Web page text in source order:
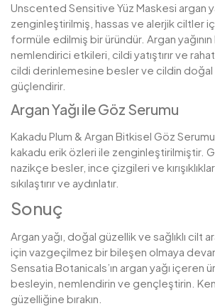
Unscented Sensitive Yüz Maskesi argan
zenginleştirilmiş, hassas ve alerjik ciltler
formüle edilmiş bir üründür. Argan
nemlendirici etkileri, cildi yatıştırır ve
cildi derinlemesine besler ve cildin doğal
güçlendirir.
Argan Yağı ile Göz Serumu
Kakadu Plum & Argan Bitkisel Göz
kakadu erik özleri ile zenginleştirilmiştir.
nazikçe besler, ince çizgileri ve
sıkılaştırır ve aydınlatır.
Sonuç
Argan yağı, doğal güzellik ve sağlıklı cilt
için vazgeçilmez bir bileşen olmaya
Sensatia Botanicals’ın argan yağı içeren
besleyin, nemlendirin ve gençleştirin.
güzelliğine bırakın.